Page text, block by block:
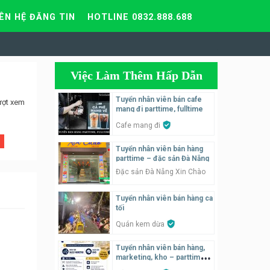
HỆ ĐĂNG TIN HOTLINE 0832.888.688
xem
Việc Làm Thêm Hấp Dẫn
Tuyển nhân viên bán cafe
mang đi parttime, fulltime
Cafe mang đi
Tuyển nhân viên bán hàng
parttime – đặc sản Đà Nẵng
Đặc sản Đà Nẵng Xin Chào
Tuyển nhân viên bán hàng ca
tối
Quán kem dừa
Tuyển nhân viên bán hàng,
marketing, kho – parttime,